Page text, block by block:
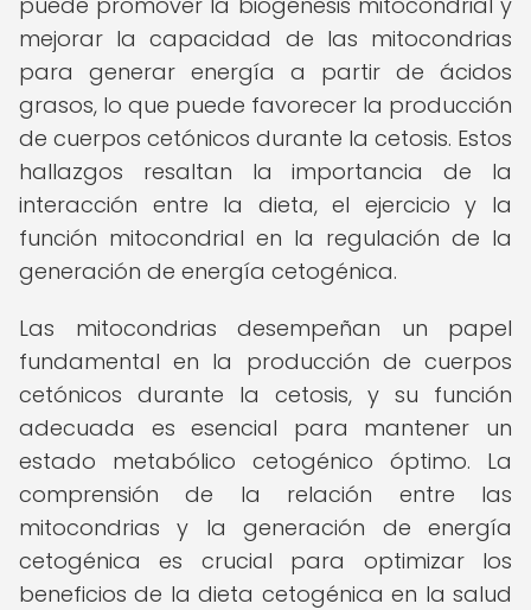
mejorar la capacidad de las mitocondrias
para generar energía a partir de ácidos
grasos, lo que puede favorecer la producción
de cuerpos cetónicos durante la cetosis. Estos
hallazgos resaltan la importancia de la
interacción entre la dieta, el ejercicio y la
función mitocondrial en la regulación de la
generación de energía cetogénica.
Las mitocondrias desempeñan un papel
fundamental en la producción de cuerpos
cetónicos durante la cetosis, y su función
adecuada es esencial para mantener un
estado metabólico cetogénico óptimo. La
comprensión de la relación entre las
mitocondrias y la generación de energía
cetogénica es crucial para optimizar los
beneficios de la dieta cetogénica en la salud